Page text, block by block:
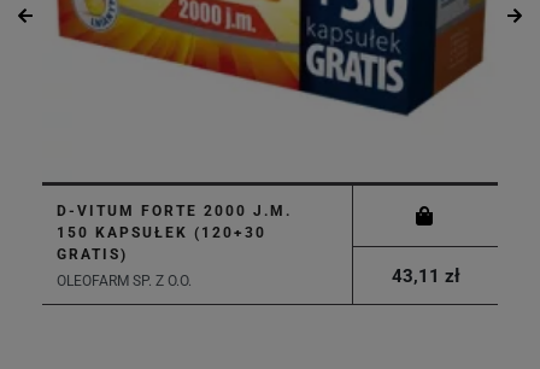
D-VITUM FORTE 2000 J.M.
150 KAPSUŁEK (120+30
GRATIS)
OLEOFARM SP. Z O.O.
43,11 zł